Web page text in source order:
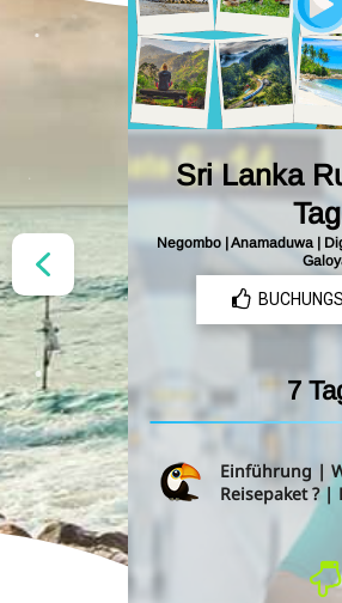
Negombo | Anamaduwa |
7
Einführung |
Reisepaket ?|
Sri Lanka